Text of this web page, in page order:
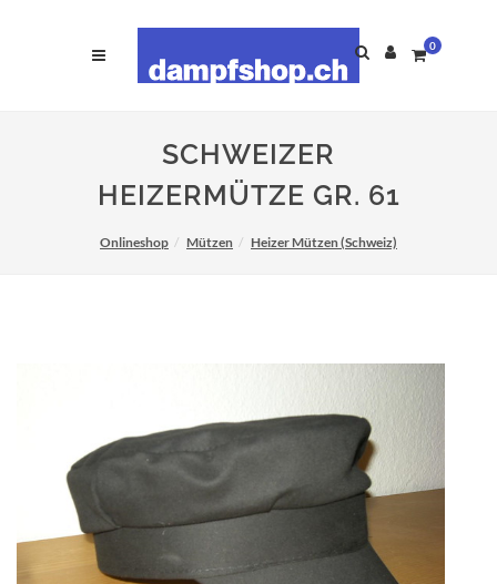
0
SCHWEIZER
HEIZERMÜTZE GR. 61
Onlineshop Mützen Heizer Mützen (Schweiz)